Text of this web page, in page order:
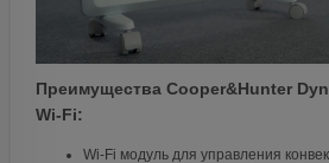
Преимущества Cooper&Hunter
Wi-Fi:
Wi-Fi модуль для управления